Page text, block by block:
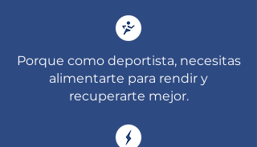
Porque como deportista, necesitas
alimentarte para rendir y
recuperarte mejor.